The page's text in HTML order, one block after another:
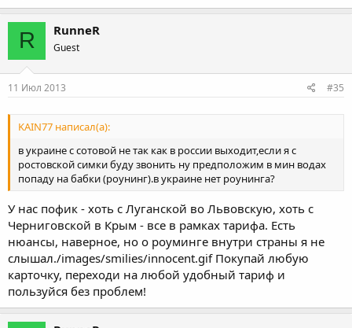
R RunneR
Guest
11 Июл 2013 #35
KAIN77 написал(а):
в украине с сотовой не так как в россии выходит,если я с
ростовской симки буду звонить ну предположим в мин водах
попаду на бабки (роунинг).в украине нет роунинга?
У нас пофик - хоть с Луганской во Львовскую, хоть с
Черниговской в Крым - все в рамках тарифа. Есть
нюансы, наверное, но о роуминге внутри страны я не
слышал./images/smilies/innocent.gif Покупай любую
карточку, переходи на любой удобный тариф и
пользуйся без проблем!